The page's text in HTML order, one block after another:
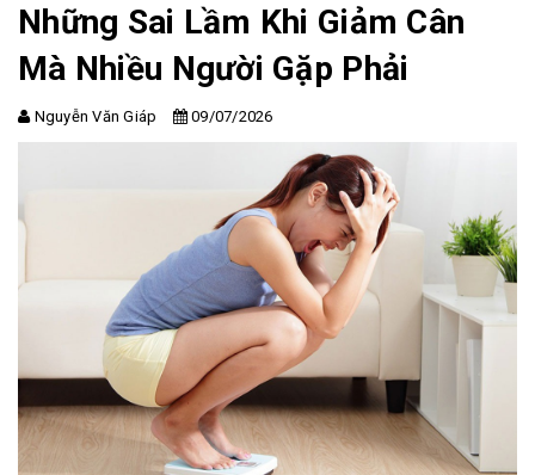
Những Sai Lầm Khi Giảm Cân
Mà Nhiều Người Gặp Phải
Nguyễn Văn Giáp 09/07/2026